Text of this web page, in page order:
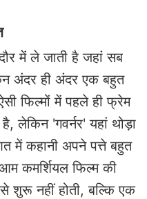
में ले जाती है जहां सब
अंदर ही अंदर एक बहुत
फिल्मों में पहले ही फ्रेम
लेकिन 'गवर्नर' यहां थोड़ा
में कहानी अपने पत्ते बहुत
कमर्शियल फिल्म की
से शुरू नहीं होती, बल्कि एक